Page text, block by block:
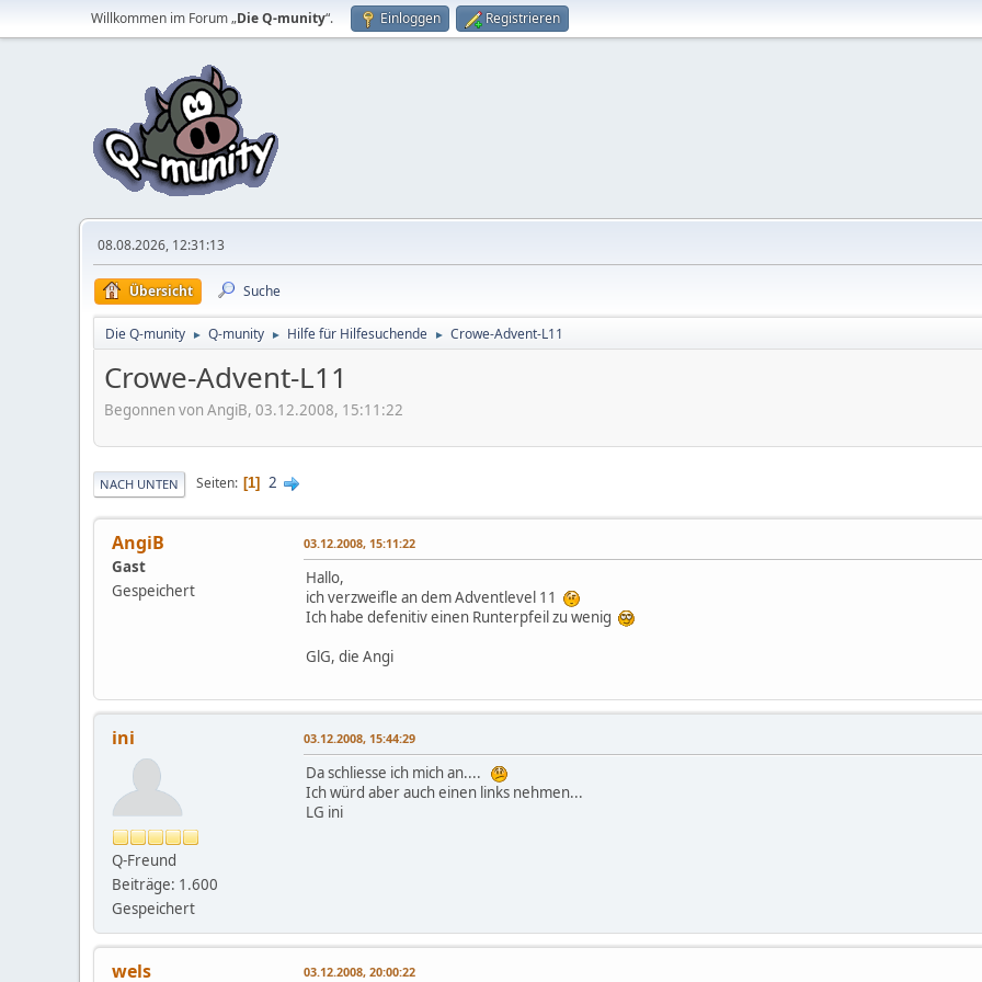
Willkommen im Forum „Die Q-munity“. Einloggen Registrieren
08.08.2026, 12:31:13
Übersicht Suche
Die Q-munity ► Q-munity ► Hilfe für Hilfesuchende ► Crowe-Advent-L11
Crowe-Advent-L11
Begonnen von AngiB, 03.12.2008, 15:11:22
NACH UNTEN Seiten 1 2
AngiB
Gast
Gespeichert
03.12.2008, 15:11:22
Hallo,
ich verzweifle an dem Adventlevel 11
Ich habe defenitiv einen Runterpfeil zu wenig
GlG, die Angi
ini
Q-Freund
Beiträge: 1.600
Gespeichert
03.12.2008, 15:44:29
Da schliesse ich mich an....
Ich würd aber auch einen links nehmen...
LG ini
wels 03.12.2008, 20:00:22